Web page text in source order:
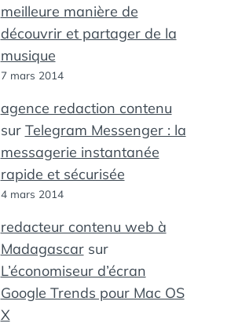
meilleure manière de
découvrir et partager de la
musique
7 mars 2014
agence redaction contenu
sur Telegram Messenger : la
messagerie instantanée
rapide et sécurisée
4 mars 2014
redacteur contenu web à
Madagascarsur
L’économiseur d’écran
Google Trends pour Mac OS
X